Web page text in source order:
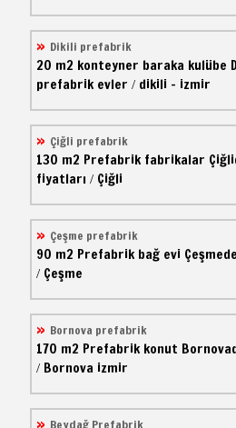
Dikili prefabrik
20 m2 konteyner baraka kulübe
prefabrik evler / dikili - izmir
Çiğli prefabrik
130 m2 Prefabrik fabrikalar
fiyatları / Çiğli
Çeşme prefabrik
90 m2 Prefabrik bağ evi
/ Çeşme
Bornova prefabrik
170 m2 Prefabrik konut
/ Bornova izmir
Beydağ Prefabrik